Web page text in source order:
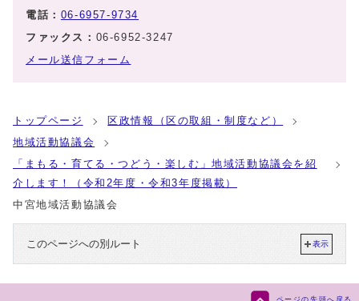
電話： 06-6957-9734
ファックス： 06-6952-3247
メール送信フォーム
トップページ
区政情報（区の取組・制度など）
地域活動協議会
「まもる・育てる・つどう・楽しむ」地域活動協議会を紹
介します！（令和2年度・令和3年度掲載）
中宮地域活動協議会
このページへの別ルート 表示